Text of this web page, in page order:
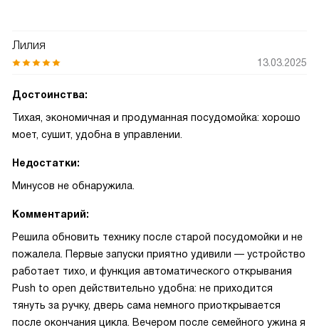
Лилия
13.03.2025
Достоинства:
Тихая, экономичная и продуманная посудомойка: хорошо
моет, сушит, удобна в управлении.
Недостатки:
Минусов не обнаружила.
Комментарий:
Решила обновить технику после старой посудомойки и не
пожалела. Первые запуски приятно удивили — устройство
работает тихо, и функция автоматического открывания
Push to open действительно удобна: не приходится
тянуть за ручку, дверь сама немного приоткрывается
после окончания цикла. Вечером после семейного ужина я